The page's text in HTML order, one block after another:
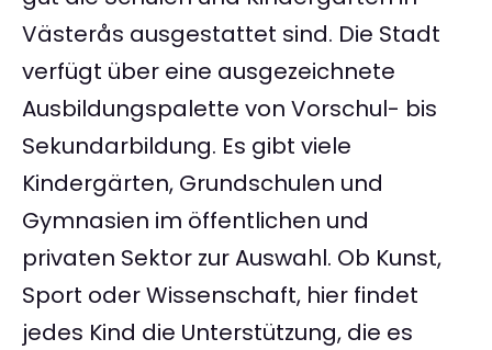
Västerås ausgestattet sind. Die Stadt
verfügt über eine ausgezeichnete
Ausbildungspalette von Vorschul- bis
Sekundarbildung. Es gibt viele
Kindergärten, Grundschulen und
Gymnasien im öffentlichen und
privaten Sektor zur Auswahl. Ob Kunst,
Sport oder Wissenschaft, hier findet
jedes Kind die Unterstützung, die es